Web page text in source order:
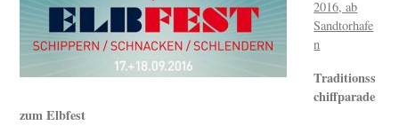
2016, ab
Sandtorhafe
n
Traditionss
chiffparade
zum Elbfest